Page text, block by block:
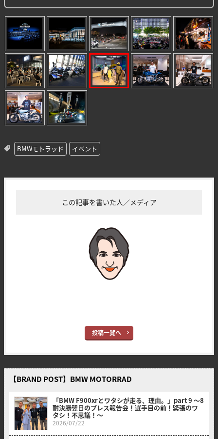
BMWモトラッド イベント
この記事を書いた人／メディア
投稿一覧へ
【BRAND POST】BMW MOTORRAD
「BMW F900xrとワタシが走る、理由。」part 9 〜8
耐決勝翌日のプレス報告会！選手目の前！緊張のワ
タシ！不思議！〜
2026/07/22